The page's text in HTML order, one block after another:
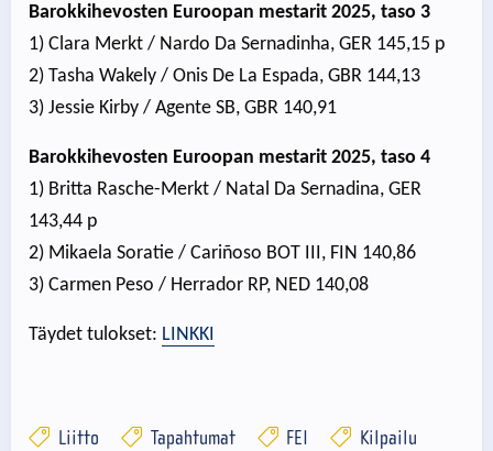
Barokkihevosten Euroopan mestarit 2025, taso 3
1) Clara Merkt / Nardo Da Sernadinha, GER 145,15 p
2) Tasha Wakely / Onis De La Espada, GBR 144,13
3) Jessie Kirby / Agente SB, GBR 140,91
Barokkihevosten Euroopan mestarit 2025, taso 4
1) Britta Rasche-Merkt / Natal Da Sernadina, GER
143,44 p
2) Mikaela Soratie / Cariñoso BOT III, FIN 140,86
3) Carmen Peso / Herrador RP, NED 140,08
Täydet tulokset: LINKKI
Liitto Tapahtumat FEI Kilpailu